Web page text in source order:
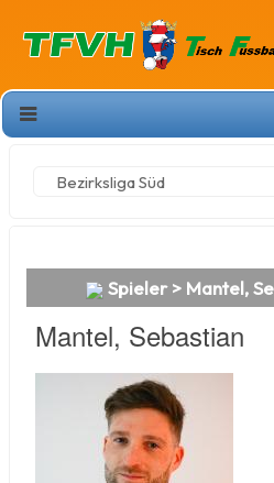
Bezirksliga Süd
Spieler > Mantel,
Mantel, Sebastian